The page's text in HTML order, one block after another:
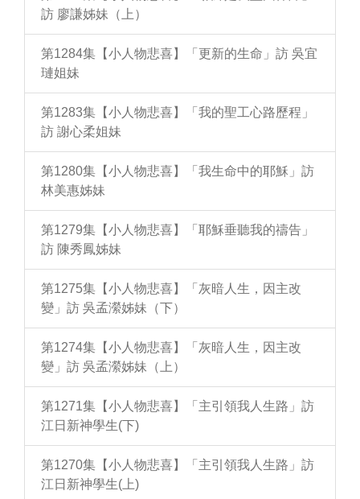
訪 廖謙姊妹（上）
第1284集【小人物悲喜】「更新的生命」訪 吳宜
璉姐妹
第1283集【小人物悲喜】「我的聖工心路歷程」
訪 謝心柔姐妹
第1280集【小人物悲喜】「我生命中的耶穌」訪
林美惠姊妹
第1279集【小人物悲喜】「耶穌垂聽我的禱告」
訪 陳秀鳳姊妹
第1275集【小人物悲喜】「灰暗人生，因主改
變」訪 吳孟瀠姊妹（下）
第1274集【小人物悲喜】「灰暗人生，因主改
變」訪 吳孟瀠姊妹（上）
第1271集【小人物悲喜】「主引領我人生路」訪
江日新神學生(下)
第1270集【小人物悲喜】「主引領我人生路」訪
江日新神學生(上)